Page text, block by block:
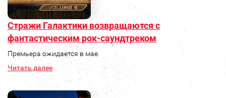
Стражи Галактики возвращаются с
фантастическим рок-саундтреком
Премьера ожидается в мае.
Читать далее